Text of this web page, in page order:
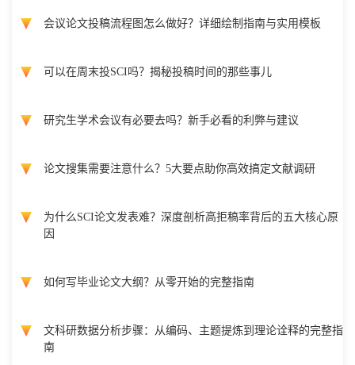
会议论文投稿流程图怎么做好？详细绘制指南与实用模板
可以在周末投SCI吗？揭秘投稿时间的那些事儿
研究生学术会议有必要去吗？新手必看的利弊与建议
论文搜集需要注意什么？5大要点助你高效搞定文献调研
为什么SCI论文发表难？深度剖析高拒稿率背后的五大核心原
因
如何写毕业论文大纲？从零开始的完整指南
文科研数据分析步骤：从编码、主题提炼到理论诠释的完整指
南